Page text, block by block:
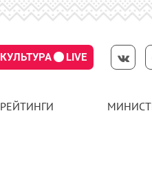
КУЛЬТУРА LIVE
РЕЙТИНГИ